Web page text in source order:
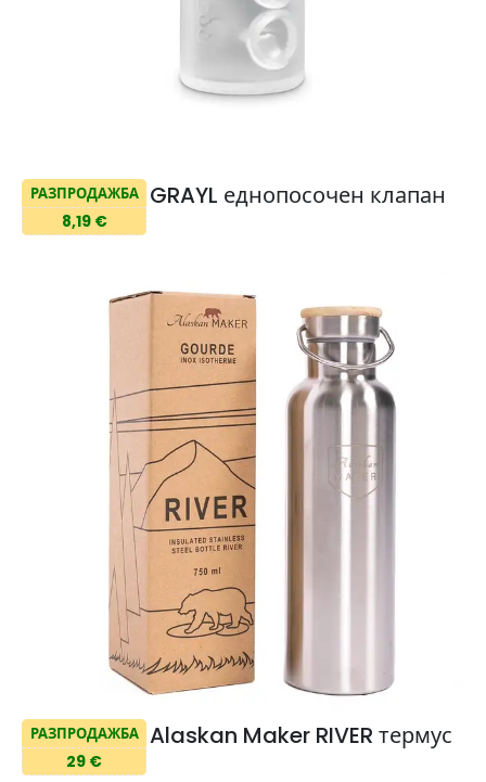
РАЗПРОДАЖБА
8,19 €
GRAYL еднопосочен клапан
РАЗПРОДАЖБА
29 €
Alaskan Maker RIVER термус